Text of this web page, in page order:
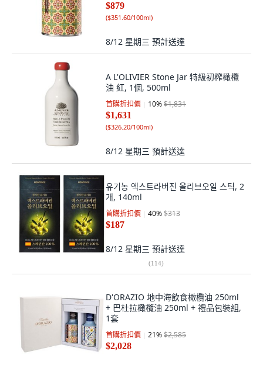
$879
($351.60/100ml)
8/12 星期三 預計送達
A L'OLIVIER Stone Jar 特級初榨橄欖
油 紅, 1個, 500ml
首購折扣價 10%$1,831
$1,631
($326.20/100ml)
8/12 星期三 預計送達
유기농 엑스트라버진 올리브오일 스틱, 2
개, 140ml
首購折扣價 40%$313
$187
8/12 星期三 預計送達
(114)
D'ORAZIO 地中海飲食橄欖油 250ml
+ 巴杜拉橄欖油 250ml + 禮品包裝組,
1套
首購折扣價 21%$2,585
$2,028